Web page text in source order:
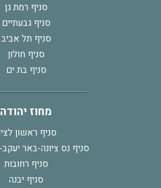
סניף רמת גן
סניף גבעתיים
סניף תל אביב
סניף חולון
סניף בת ים
מחוז יהודה
סניף ראשון
סניף נס ציונה-באר
סניף רחובות
סניף יבנה